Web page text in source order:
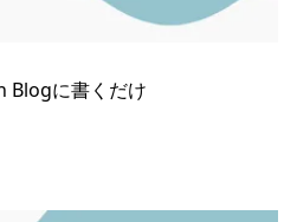
Blogに書くだけ